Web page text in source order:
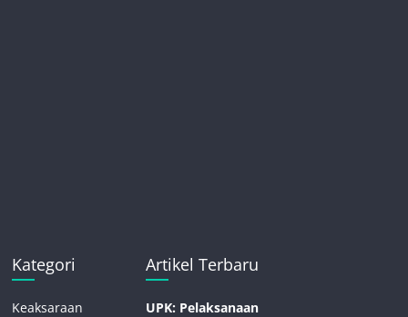
Kategori
Keaksaraan
Artikel Terbaru
UPK: Pelaksanaan